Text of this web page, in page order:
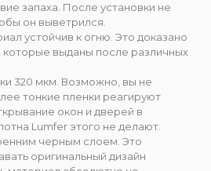
запаха. После установки не
он выветрился. ⠀
устойчив к огню. Это доказано
которые выданы после различных
320 мкм. Возможно, вы не
тонкие пленки реагируют
окон и дверей в
Lumfer этого не делают. ⠀
черным слоем. Это
оригинальный дизайн